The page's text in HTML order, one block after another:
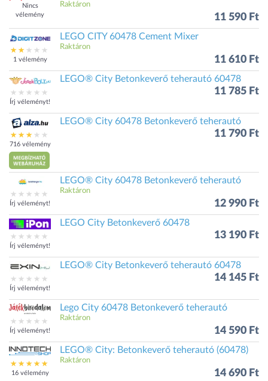
Nincs
vélemény
Raktáron
11 590 Ft
1 vélemény
LEGO CITY 60478 Cement Mixer
Raktáron
11 610 Ft
Írj véleményt!
LEGO® City Betonkeverő teherautó 60478
11 785 Ft
716 vélemény
LEGO® City 60478 Betonkeverő teherautó
11 790 Ft
Írj véleményt!
LEGO® City 60478 Betonkeverő teherautó
Raktáron
12 990 Ft
Írj véleményt!
LEGO City Betonkeverő 60478
13 190 Ft
Írj véleményt!
LEGO® City Betonkeverő teherautó 60478
14 145 Ft
Írj véleményt!
Lego City 60478 Betonkeverő teherautó
Raktáron
14 590 Ft
16 vélemény
LEGO® City: Betonkeverő teherautó (60478)
Raktáron
14 690 Ft